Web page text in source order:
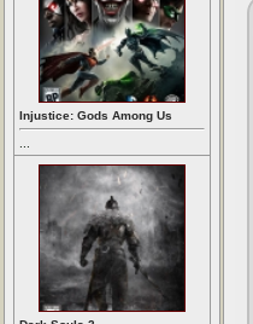
Injustice: Gods Among Us